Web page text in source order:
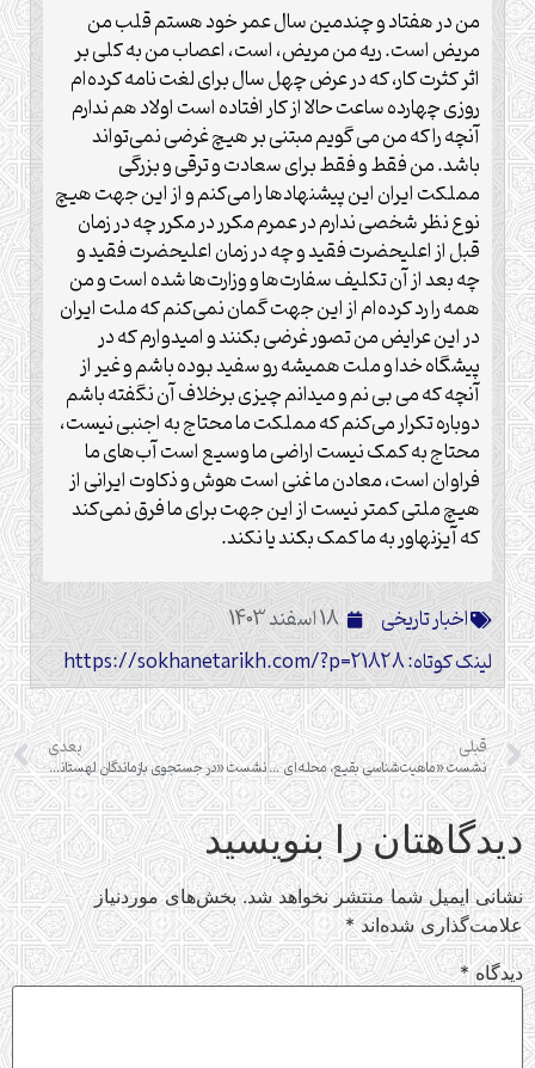
من در هفتاد و چندمین سال عمر خود هستم قلب من
مریض است. ریه من مریض، است، اعصاب من به کلی بر
اثر کثرت کار، که در عرض چهل سال برای لغت نامه کرده‌ام
روزی چهارده ساعت حالا از کار افتاده است اولاد هم ندارم
آنچه را که من می گویم مبتنی بر هیچ غرضی نمی‌تواند
باشد. من فقط و فقط برای سعادت و ترقی و بزرگی
مملکت ایران این پیشنهادها را می‌کنم و از این جهت هیچ
نوع نظر شخصی ندارم در عمرم مکرر در مکرر چه در زمان
قبل از اعلیحضرت فقید و چه در زمان اعلیحضرت فقید و
چه بعد از آن تکلیف سفارت‌ها و وزارت‌ها شده است و من
همه را رد کرده‌ام از این جهت گمان نمی‌کنم که ملت ایران
در این عرایض من تصور غرضی بکنند و امیدوارم که در
پیشگاه خدا و ملت همیشه رو سفید بوده باشم و غیر از
آنچه که می بی نم و میدانم چیزی برخلاف آن نگفته باشم
دوباره تکرار می‌کنم که مملکت ما محتاج به اجنبی نیست،
محتاج به کمک نیست اراضی ما وسیع است آب‌های ما
فراوان است، معادن ما غنی است هوش و ذکاوت ایرانی از
هیچ ملتی کمتر نیست از این جهت برای ما فرق نمی‌کند
که آیزنهاور به ما کمک بکند یا نکند.
اخبار تاریخی
18 اسفند 1403
لینک کوتاه: https://sokhanetarikh.com/?p=21828
قبلی
نشست «ماهیت‌شناسی بقیع، محله‌ای مسکونی یا مقبره مدینة النبی»
بعدی
نشست «در جستجوی بازماندگان لهستانی در ایران»
دیدگاهتان را بنویسید
نشانی ایمیل شما منتشر نخواهد شد. بخش‌های موردنیاز
علامت‌گذاری شده‌اند*
دیدگاه*